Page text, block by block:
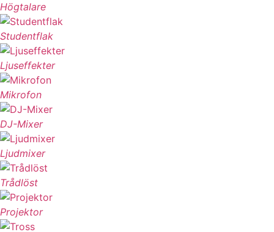
Högtalare
Studentflak
Ljuseffekter
Mikrofon
DJ-Mixer
Ljudmixer
Trådlöst
Projektor